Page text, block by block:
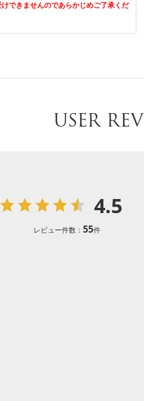
できませんのであらかじめご了承くだ
USER
4.5
レビュー件数： 55件